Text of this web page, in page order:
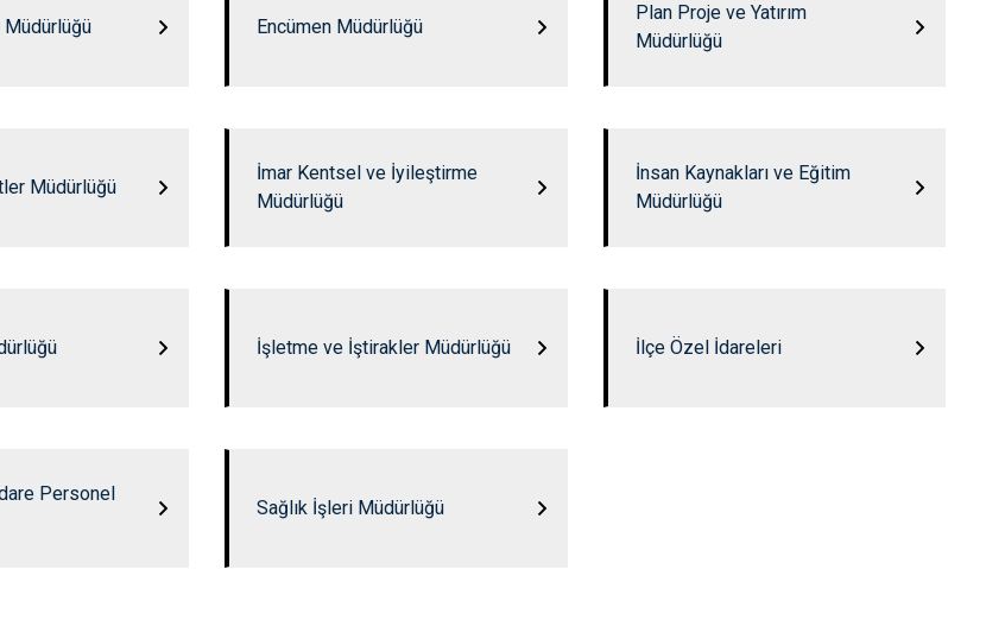
Encümen Müdürlüğü
Plan Proje ve Yatırım
Müdürlüğü
Müdürlüğü
İmar Kentsel ve İyileştirme
Müdürlüğü
İnsan Kaynakları ve Eğitim
Müdürlüğü
İşletme ve İştirakler Müdürlüğü İlçe Özel İdareleri
Personel
Sağlık İşleri Müdürlüğü